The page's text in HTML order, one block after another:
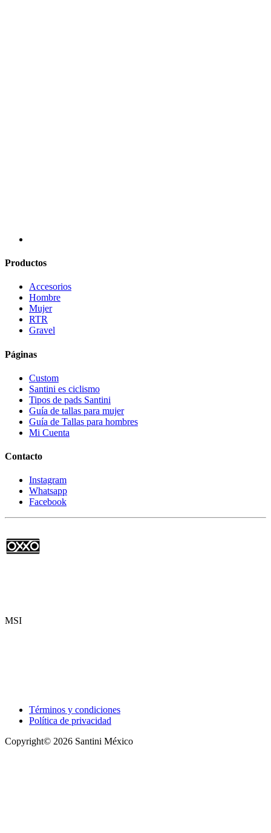
Productos
Accesorios
Hombre
Mujer
RTR
Gravel
Páginas
Custom
Santini es ciclismo
Tipos de pads Santini
Guía de tallas para mujer
Guía de Tallas para hombres
Mi Cuenta
Contacto
Instagram
Whatsapp
Facebook
MSI
Términos y condiciones
Política de privacidad
Copyright© 2026 Santini México